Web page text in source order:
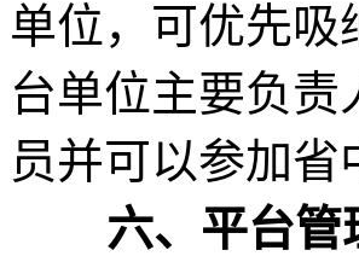
单位，可优先吸
台单位主要负
员并可以参加
六、平台管